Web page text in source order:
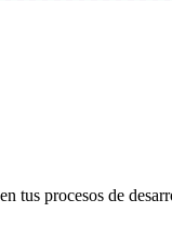
tus procesos de